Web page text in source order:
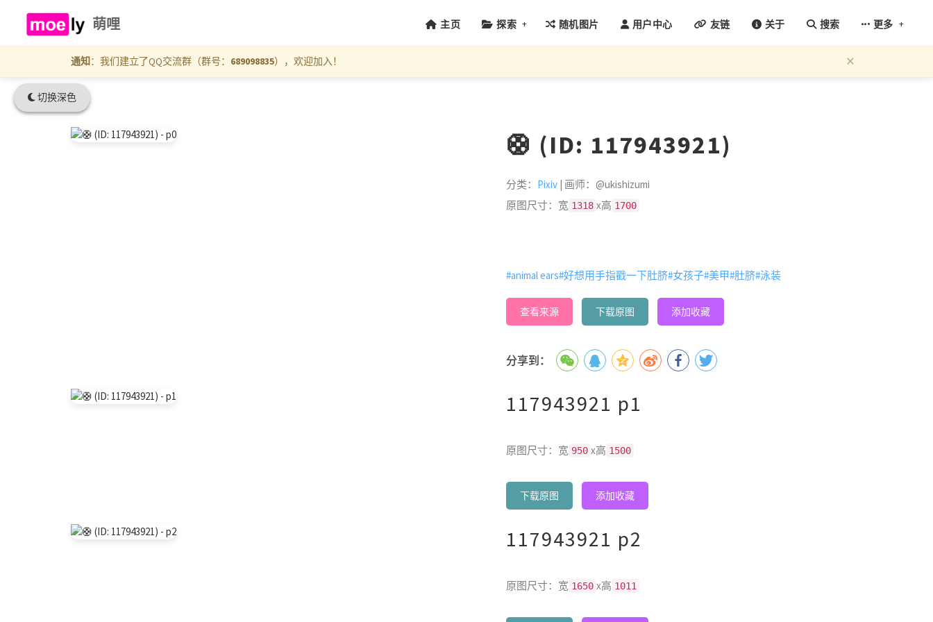
切换深色
萌哩 主页 探索 + 随机图片 用户中心 友链 关于 搜索 更多 +
通知：我们建立了QQ交流群（群号： 689098835），欢迎加入！ ×
🛟 (ID: 117943921)
分类： Pixiv | 画师：@ukishizumi
原图尺寸：宽 1318 x高 1700
#animal ears#好想用手指戳一下肚脐#女孩子#美甲#肚脐#泳装
查看来源 下载原图 添加收藏
分享到：
117943921 p1
原图尺寸：宽 950 x高 1500
下载原图 添加收藏
117943921 p2
原图尺寸：宽 1650 x高 1011